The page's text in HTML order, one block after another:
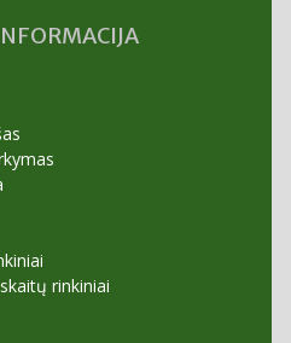
rinkiniai